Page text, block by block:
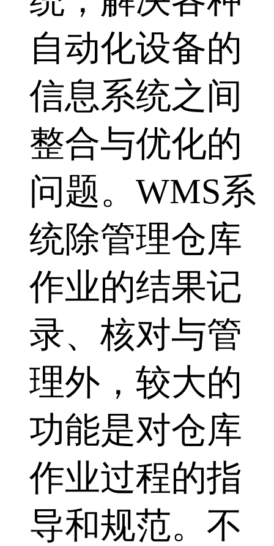
自动化设备的
信息系统之间
整合与优化的
问题。WMS系
统除管理仓库
作业的结果记
录、核对与管
理外，较大的
功能是对仓库
作业过程的指
导和规范。不